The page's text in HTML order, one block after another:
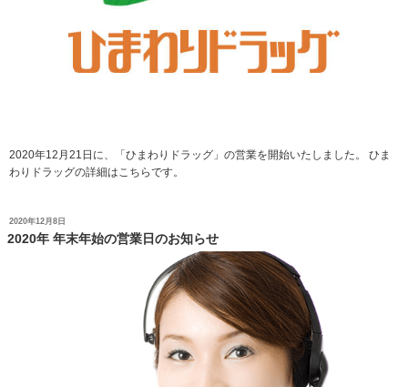
2020年12月21日に、「ひまわりドラッグ」の営業を開始いたしました。 ひま
わりドラッグの詳細はこちらです。
投
稿
日:
2020年12月8日
2020年 年末年始の営業日のお知らせ